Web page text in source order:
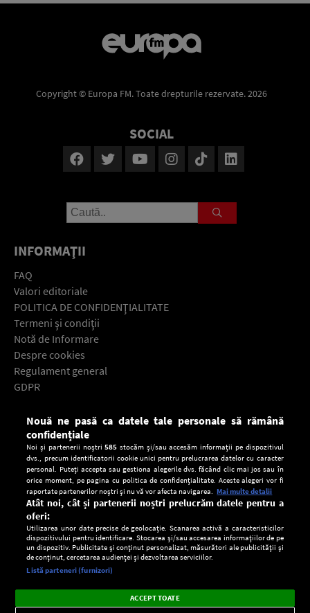
Copyright © Europa FM. Toate drepturile rezervate. 2026
SOCIAL
INFORMAŢII
FAQ
Valori editoriale
POLITICA DE CONFIDENŢIALITATE
Termeni şi condiţii
Notă de Informare
Despre cookies
Regulament general
GDPR
Descarcă gratuit aplicaţia Europa FM pentru smartphone:
Setări:
Dark
Mode
Radio live, podcasturi, știri și alerte
importante.
×
Nouă ne pasă ca datele tale personale să rămână
confidențiale
Noi și partenerii noștri585 stocăm și/sau accesăm informații pe dispozitivul
dvs., precum identificatorii cookie unici pentru prelucrarea datelor cu caracter
personal. Puteți accepta sau gestiona alegerile dvs. făcând clic mai jos sau în
orice moment, pe pagina cu politica de confidențialitate. Aceste alegeri vor fi
raportate partenerilor noștri și nu vă vor afecta navigarea. Mai multe detalii
Atât noi, cât și partenerii noștri prelucrăm datele pentru a
oferi:
Utilizarea unor date precise de geolocație. Scanarea activă a caracteristicilor
dispozitivului pentru identificare. Stocarea și/sau accesarea informațiilor de pe
un dispozitiv. Publicitate și conținut personalizat, măsurători ale publicității și
de conținut, cercetarea audienței și dezvoltarea serviciilor.
Listă parteneri (furnizori)
ACCEPT TOATE